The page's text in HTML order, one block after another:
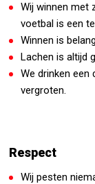
Wij winnen met
voetbal is een
Winnen is
Lachen is altijd
We drinken een
vergroten.
Respect
Wij pesten